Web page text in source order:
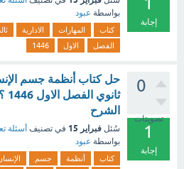
إجابة
بواسطة عبود
كتاب المهارات الادارية
الفصل
الاول 1446
0
تصويتات
1
إجابة
حل كتاب أنظمة جسم
الشرح
سُئل فبراير 15 في تصنيف أسئلة
بواسطة عبود
كتاب أنظمة جسم